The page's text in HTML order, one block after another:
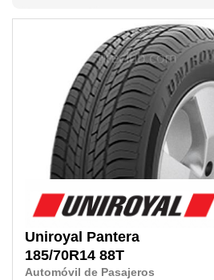
Uniroyal Pantera
185/70R14 88T
Automóvil de Pasajeros